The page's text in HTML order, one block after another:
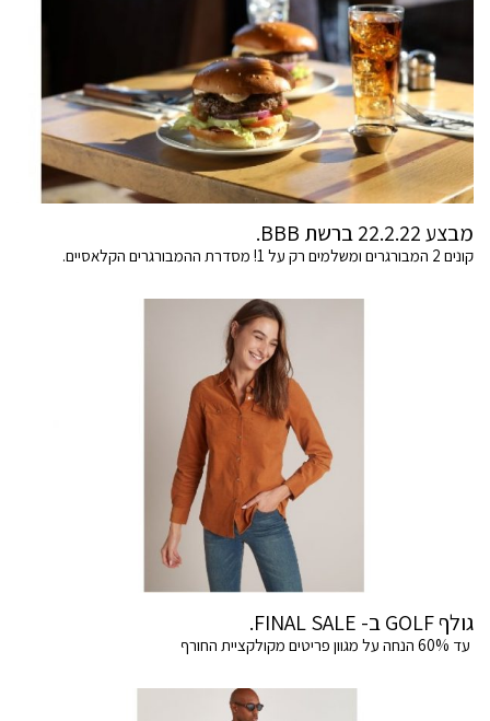
מבצע 22.2.22 ברשת BBB.
קונים 2 המבורגרים ומשלמים רק על 1! מסדרת ההמבורגרים הקלאסיים.
גולף GOLF ב- FINAL SALE.
עד 60% הנחה על מגוון פריטים מקולקציית החורף